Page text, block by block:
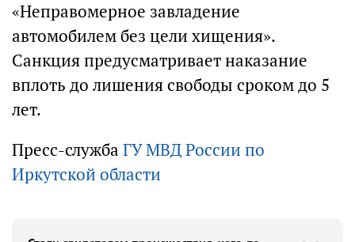
«Неправомерное завладение
автомобилем без цели хищения».
Санкция предусматривает наказание
вплоть до лишения свободы сроком до 5
лет.
Пресс-служба ГУ МВД России по
Иркутской области